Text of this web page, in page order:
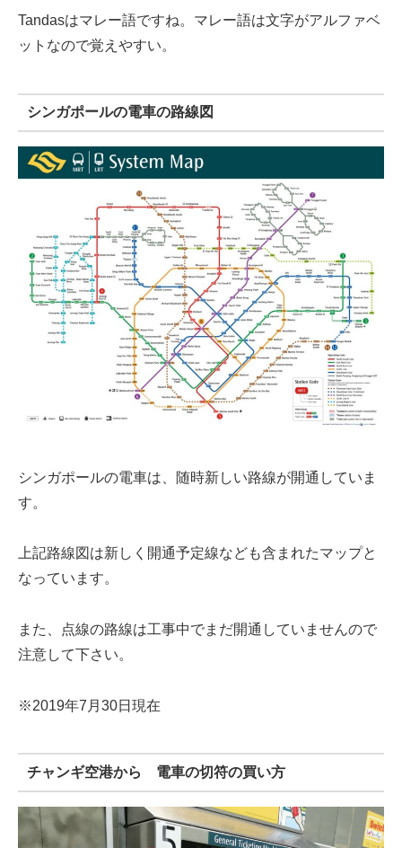
Tandasはマレー語ですね。マレー語は文字がアルファベ
ットなので覚えやすい。
シンガポールの電車の路線図
シンガポールの電車は、 随時新しい路線が開通 していま
す。
上記路線図は新しく開通予定線なども含まれたマップと
なっています。
また、点線の路線は工事中でまだ開通していませんので
注意して下さい。
※2019年7月30日現在
チャンギ空港から 電車の切符の買い方